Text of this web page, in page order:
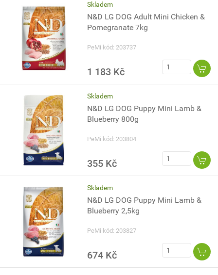
Skladem
N&D LG DOG Adult Mini Chicken &
Pomegranate 7kg
PeMi kód: 203737
1 183 Kč
Skladem
N&D LG DOG Puppy Mini Lamb &
Blueberry 800g
PeMi kód: 203804
355 Kč
Skladem
N&D LG DOG Puppy Mini Lamb &
Blueberry 2,5kg
PeMi kód: 203827
674 Kč